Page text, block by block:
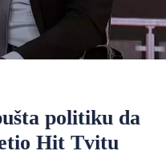
politiku da
Hit Tvitu